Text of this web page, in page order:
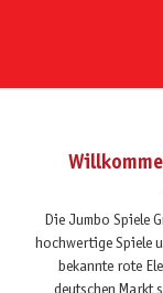
Die Jumbo Spiele
hochwertige Spiele
bekannte rote
deutschen Markt